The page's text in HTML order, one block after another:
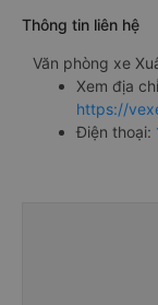
Thông tin liên hệ
Văn phòng xe
Xem địa
https://
Điện thoại: